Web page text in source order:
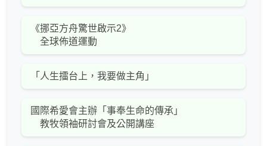
《挪亞方舟驚世啟示2》
全球佈道運動
「人生擂台上，我要做主角」
國際希愛會主辦「事奉生命的傳承」
教牧領袖研討會及公開講座